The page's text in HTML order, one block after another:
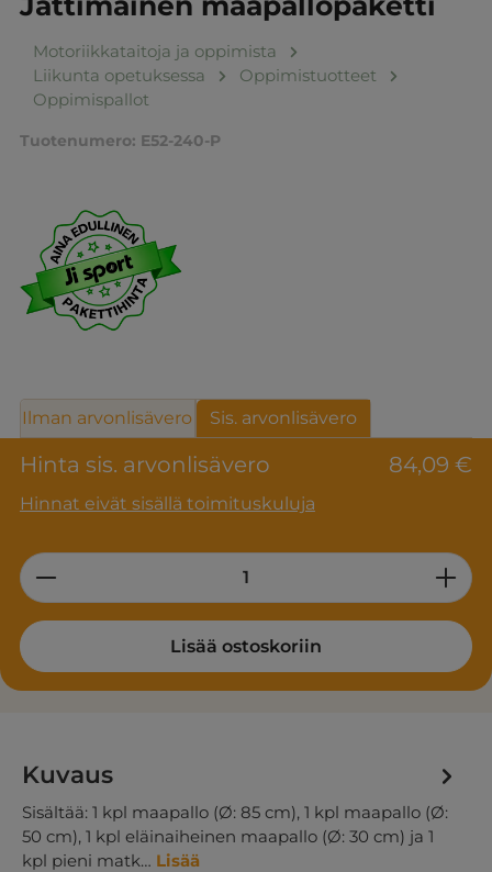
Motoriikkataitoja ja oppimista
Liikunta opetuksessa
Oppimistuotteet
Oppimispallot
Tuotenumero: E52-240-P
Hinta sis. arvonlisävero 84,09 €
Hinnat eivät sisällä toimituskuluja
Ilman arvonlisävero Sis. arvonlisävero
Product Quantity: Enter the desired
Lisää ostoskoriin
Kuvaus
Sisältää: 1 kpl maapallo (Ø: 85 cm), 1 kpl maapallo (Ø:
50 cm), 1 kpl eläinaiheinen maapallo (Ø: 30 cm) ja 1
kpl pieni matk… Lisää